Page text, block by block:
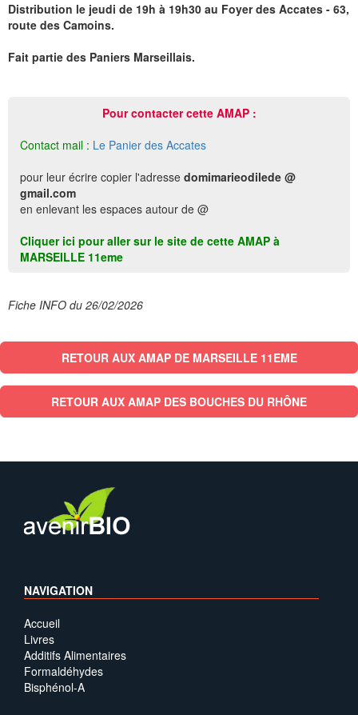
Distribution le jeudi de 19h à 19h30 au Foyer des Accates - 63,
route des Camoins.
Fait partie des Paniers Marseillais.
Pour contacter cette AMAP :
Contact mail : Le Panier des Accates
pour leur écrire copier l'adresse domimarieodilede @
gmail.com
en enlevant les espaces autour de @
Cliquer ici pour aller sur le site de cette AMAP à
MARSEILLE 11eme
Fiche INFO du 26/02/2026
RETOUR AUX AMAP DE MARSEILLE 11EME
RETOUR AUX AMAP DES BOUCHES DU RHÔNE
NAVIGATION
Accueil
Livres
Additifs Alimentaires
Formaldéhydes
Bisphénol-A